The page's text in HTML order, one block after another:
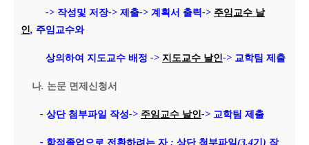
-> 작성및 저장-> 제출-> 계획서 출력-> 주임교수 날
인, 주임교수와
상의하여 지도교수 배정 -> 지도교수 날인-> 교학팀 제출
나. 논문 면제신청서
- 상단 첨부파일 작성-> 주임교수 날인-> 교학팀 제출
- 학점졸업으로 전환하려는 자: 상단 첨부파일(3,4기 ) 작